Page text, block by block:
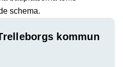
schema.
kommun